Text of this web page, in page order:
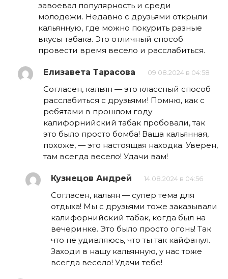
завоевал популярность и среди
молодежи. Недавно с друзьями открыли
кальянную, где можно покурить разные
вкусы табака. Это отличный способ
провести время весело и расслабиться.
Елизавета Тарасова 09.08.2024 в 04:58
Согласен, кальян — это классный способ
расслабиться с друзьями! Помню, как с
ребятами в прошлом году
калифорнийский табак пробовали, так
это было просто бомба! Ваша кальянная,
похоже, — это настоящая находка. Уверен,
там всегда весело! Удачи вам!
Кузнецов Андрей 14.08.2024 в 04:56
Согласен, кальян — супер тема для
отдыха! Мы с друзьями тоже заказывали
калифорнийский табак, когда был на
вечеринке. Это было просто огонь! Так
что не удивляюсь, что ты так кайфанул.
Заходи в нашу кальянную, у нас тоже
всегда весело! Удачи тебе!